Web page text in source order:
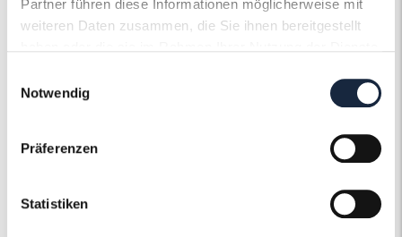
Partner führen diese Informationen möglicherweise mit
weiteren Daten zusammen, die Sie ihnen bereitgestellt
Notwendig
Präferenzen
Statistiken
Der Roneli